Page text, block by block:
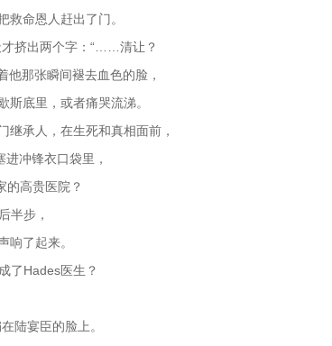
命恩人赶出了门。
才挤出两个字：“……清让？
他那张瞬间褪去血色的脸，
底里，或者痛哭流涕。
继承人，在生死和真相面前，
冲锋衣口袋里，
的高贵医院？
半步，
响了起来。
了Hades医生？
陆宴臣的脸上。